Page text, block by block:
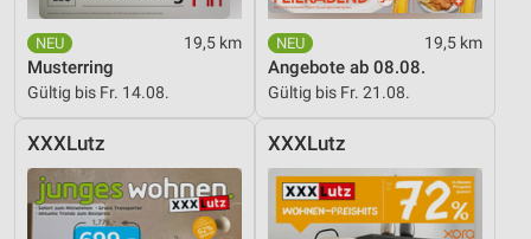
19,5 km
Musterring
Gültig bis Fr. 14.08.
19,5 km
Angebote ab 08.08.
Gültig bis Fr. 21.08.
XXXLutz XXXLutz